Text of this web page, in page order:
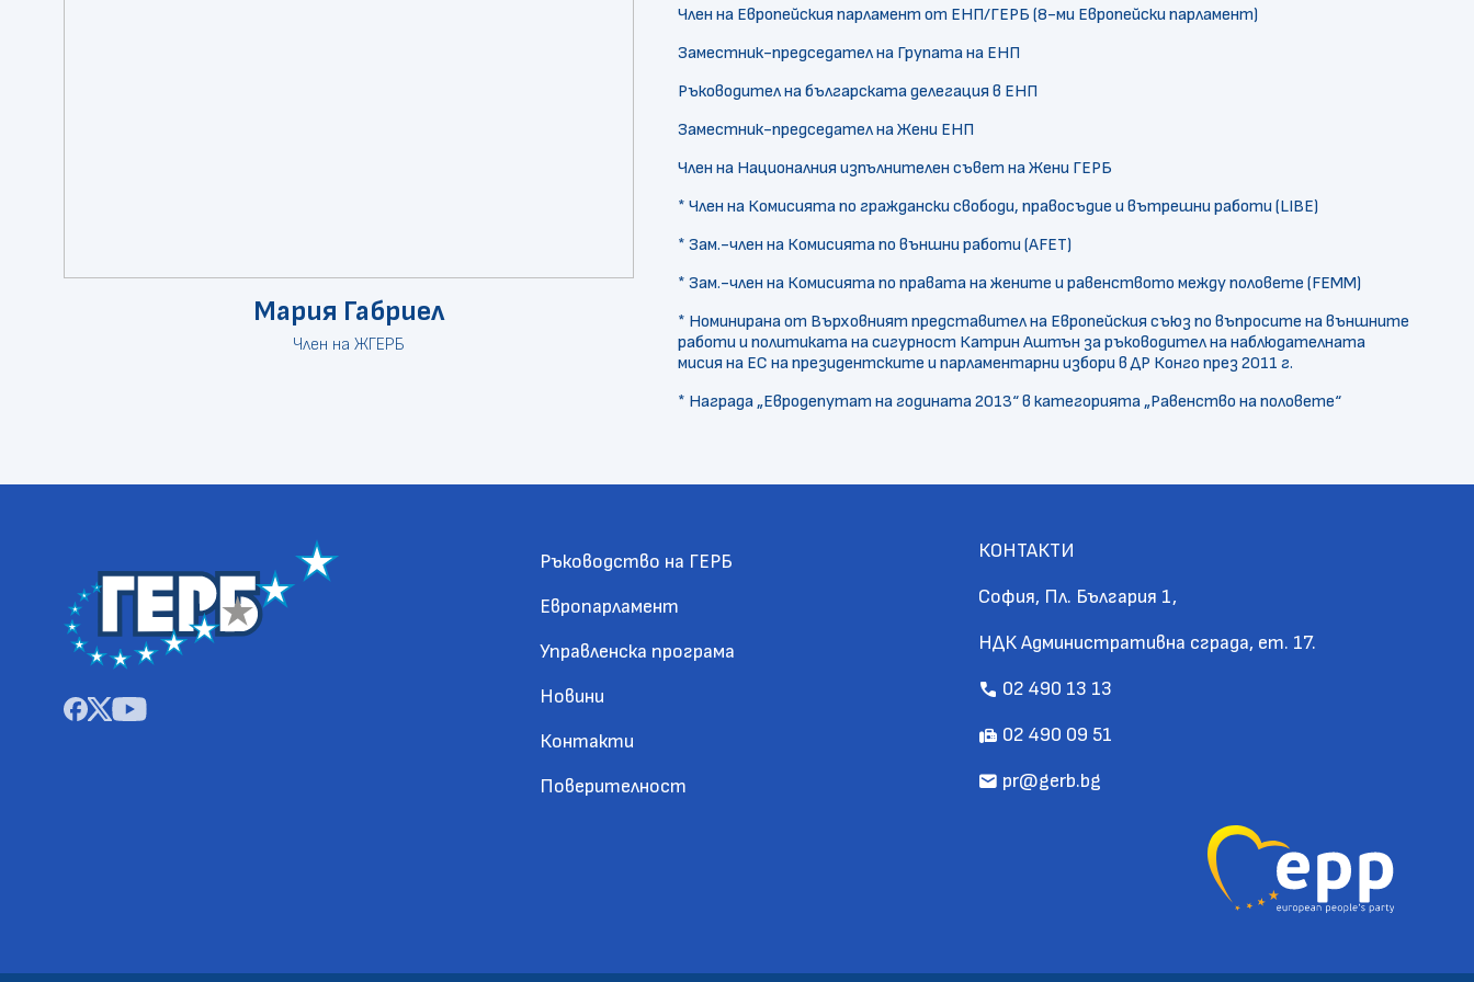
Мария Габриел
Член на ЖГЕРБ
Член на Европейския парламент от ЕНП/ГЕРБ (8-ми Европейски парламент)
Заместник-председател на Групата на ЕНП
Ръководител на българската делегация в ЕНП
Заместник-председател на Жени ЕНП
Член на Националния изпълнителен съвет на Жени ГЕРБ
* Член на Комисията по граждански свободи, правосъдие и вътрешни работи (LIBE)
* Зам.-член на Комисията по външни работи (AFET)
* Зам.-член на Комисията по правата на жените и равенството между половете (FEMM)
* Номинирана от Върховният представител на Европейския съюз по въпросите на външните
работи и политиката на сигурност Катрин Аштън за ръководител на наблюдателната
мисия на ЕС на президентските и парламентарни избори в ДР Конго през 2011 г.
* Награда „Евродепутат на годината 2013“ в категорията „Равенство на половете“
Ръководство на ГЕРБ
Европарламент
Управленска програма
Новини
Контакти
Поверителност
КОНТАКТИ
София, Пл. България 1,
НДК Административна сграда, ет. 17.
call 02 490 13 13
fax 02 490 09 51
mail pr@gerb.bg